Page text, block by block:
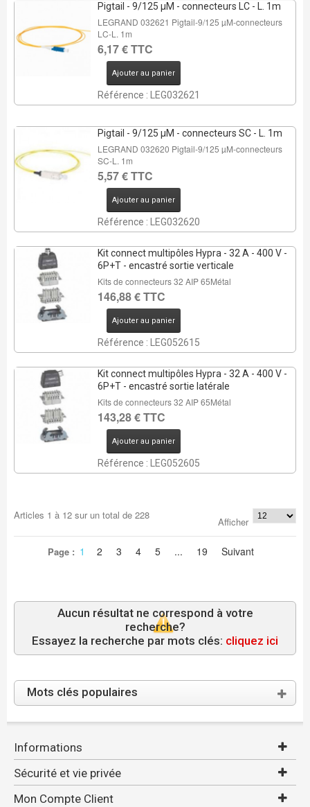
Pigtail - 9/125 µM - connecteurs LC - L. 1m
LEGRAND 032621 Pigtail-9/125 µM-connecteurs
LC-L. 1m
6,17 € TTC
Ajouter au panier
Référence : LEG032621
Pigtail - 9/125 µM - connecteurs SC - L. 1m
LEGRAND 032620 Pigtail-9/125 µM-connecteurs
SC-L. 1m
5,57 € TTC
Ajouter au panier
Référence : LEG032620
Kit connect multipôles Hypra - 32 A - 400 V -
6P+T - encastré sortie verticale
Kits de connecteurs 32 AIP 65Métal
146,88 € TTC
Ajouter au panier
Référence : LEG052615
Kit connect multipôles Hypra - 32 A - 400 V -
6P+T - encastré sortie latérale
Kits de connecteurs 32 AIP 65Métal
143,28 € TTC
Ajouter au panier
Référence : LEG052605
Articles 1 à 12sur un total de 228
Afficher
Page : 1 2 3 4 5 ... 19 Suivant
Aucun résultat ne correspond à votre
recherche?
Essayez la recherche par mots clés: cliquez ici
Mots clés populaires
Informations
Sécurité et vie privée
Mon Compte Client